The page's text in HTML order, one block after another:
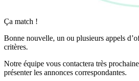
Ça match !
Bonne nouvelle, un ou plusieurs appels
critères.
Notre équipe vous contactera très
présenter les annonces correspondantes.